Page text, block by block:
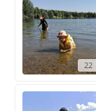
22